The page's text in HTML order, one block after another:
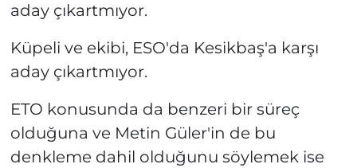
aday çıkartmıyor.
Küpeli ve ekibi, ESO'da Kesikbaş'a karşı
aday çıkartmıyor.
ETO konusunda da benzeri bir süreç
olduğuna ve Metin Güler'in de bu
denkleme dahil olduğunu söylemek ise